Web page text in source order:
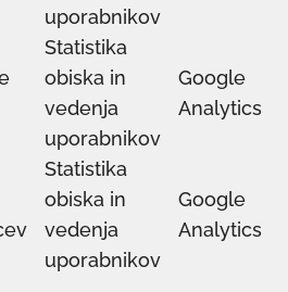
uporabnikov
Statistika
obiska in
vedenja
uporabnikov
Google
Analytics
Statistika
obiska in
vedenja
uporabnikov
Google
Analytics